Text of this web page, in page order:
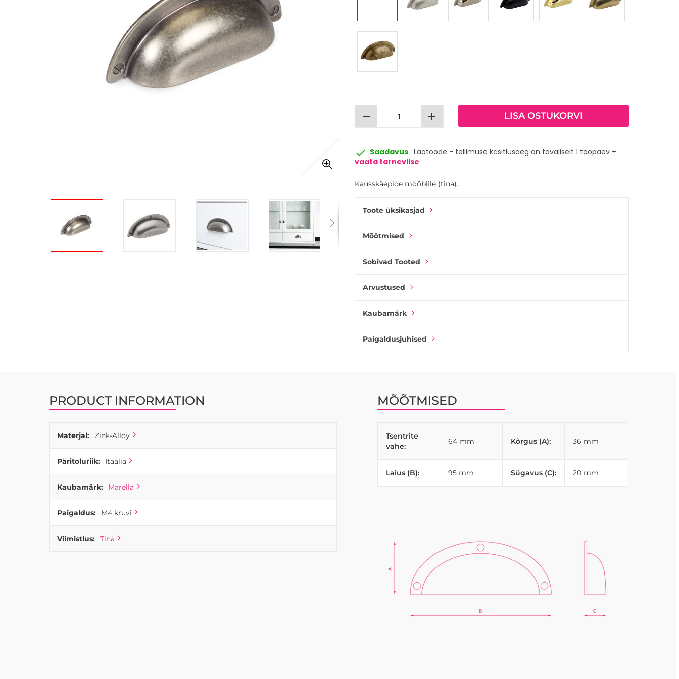
remove add LISA OSTUKORVI
done Saadavus : Laotoode - tellimuse käsitlusaeg on tavaliselt 1 tööpäev +
vaata tarneviise
Kausskäepide mööblile (tina).
Toote üksikasjad
Mõõtmised
Sobivad Tooted
Arvustused
Kaubamärk
Paigaldusjuhised
PRODUCT INFORMATION
Materjal: Zink-Alloy
Päritoluriik: Itaalia
Kaubamärk: Marella
Paigaldus: M4 kruvi
Viimistlus: Tina
MÕÕTMISED
Tsentrite
vahe:
64 mm Kõrgus (A): 36 mm
Laius (B): 95 mm Sügavus (C): 20 mm